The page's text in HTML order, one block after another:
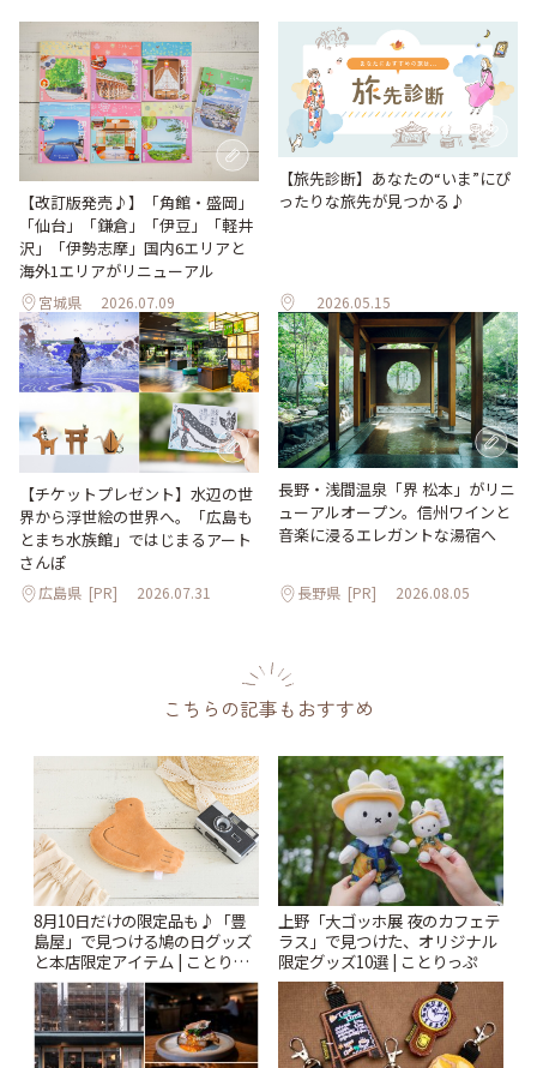
【改訂版発売♪】「角館・盛岡」
「仙台」「鎌倉」「伊豆」「軽井
沢」「伊勢志摩」国内6エリアと
海外1エリアがリニューアル
宮城県 2026.07.09
【旅先診断】あなたの“いま”にぴ
ったりな旅先が見つかる♪
2026.05.15
【チケットプレゼント】水辺の世
界から浮世絵の世界へ。「広島も
とまち水族館」ではじまるアート
さんぽ
広島県 [PR] 2026.07.31
長野・浅間温泉「界 松本」がリニ
ューアルオープン。信州ワインと
音楽に浸るエレガントな湯宿へ
長野県 [PR] 2026.08.05
こちらの記事もおすすめ
8月10日だけの限定品も♪「豊
島屋」で見つける鳩の日グッズ
と本店限定アイテム | ことりっ
ぷ
上野「大ゴッホ展 夜のカフェテ
ラス」で見つけた、オリジナル
限定グッズ10選 | ことりっぷ